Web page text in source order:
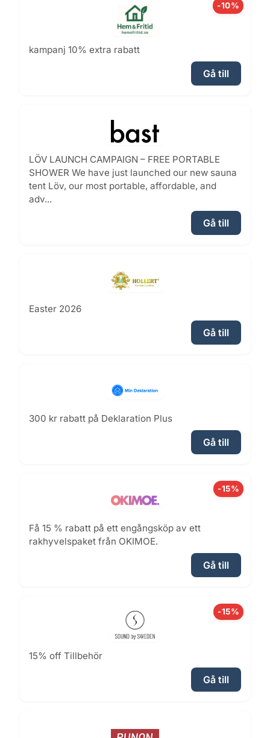
-10%
kampanj 10% extra rabatt
Gå till
LÖV LAUNCH CAMPAIGN – FREE PORTABLE
SHOWER We have just launched our new sauna
tent Löv, our most portable, affordable, and
adv...
Gå till
Easter 2026
Gå till
300 kr rabatt på Deklaration Plus
Gå till
-15%
Få 15 % rabatt på ett engångsköp av ett
rakhyvelspaket från OKIMOE.
Gå till
-15%
15% off Tillbehör
Gå till